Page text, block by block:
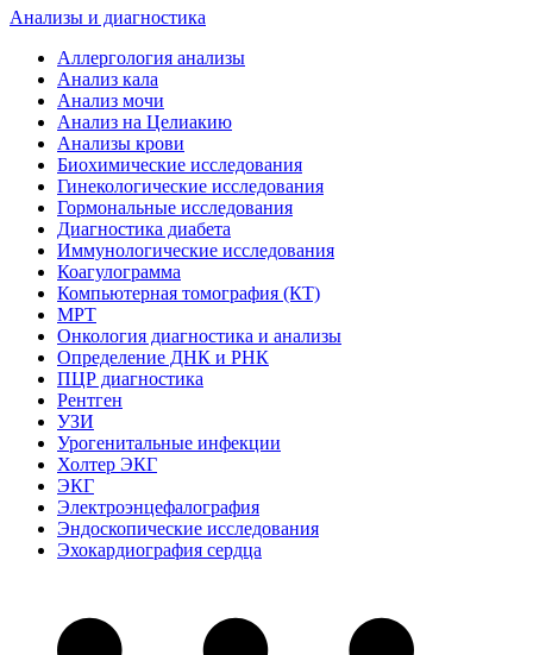
Анализы и диагностика
Аллергология анализы
Анализ кала
Анализ мочи
Анализ на Целиакию
Анализы крови
Биохимические исследования
Гинекологические исследования
Гормональные исследования
Диагностика диабета
Иммунологические исследования
Коагулограмма
Компьютерная томография (КТ)
МРТ
Онкология диагностика и анализы
Определение ДНК и РНК
ПЦР диагностика
Рентген
УЗИ
Урогенитальные инфекции
Холтер ЭКГ
ЭКГ
Электроэнцефалография
Эндоскопические исследования
Эхокардиография сердца